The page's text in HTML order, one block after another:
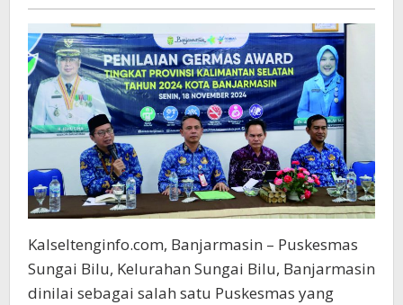
Kalseltenginfo.com, Banjarmasin – Puskesmas
Sungai Bilu, Kelurahan Sungai Bilu, Banjarmasin
dinilai sebagai salah satu Puskesmas yang